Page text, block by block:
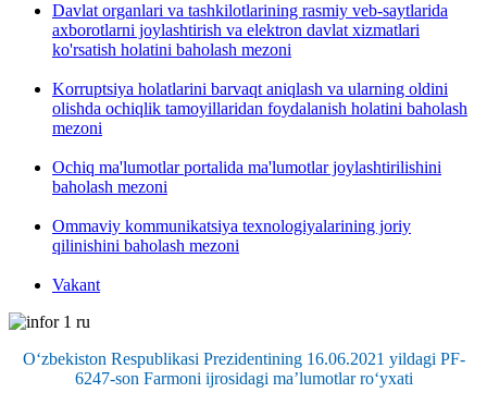
Davlat organlari va tashkilotlarining rasmiy veb-saytlarida
axborotlarni joylashtirish va elektron davlat xizmatlari
ko'rsatish holatini baholash mezoni
Korruptsiya holatlarini barvaqt aniqlash va ularning oldini
olishda ochiqlik tamoyillaridan foydalanish holatini baholash
mezoni
Ochiq ma'lumotlar portalida ma'lumotlar joylashtirilishini
baholash mezoni
Ommaviy kommunikatsiya texnologiyalarining joriy
qilinishini baholash mezoni
Vakant
O‘zbekiston Respublikasi Prezidentining 16.06.2021 yildagi PF-
6247-son Farmoni ijrosidagi ma’lumotlar ro‘yxati